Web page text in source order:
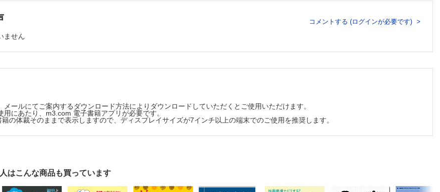
コメントする (ログインが必要です)
ません
ールにてご案内するダウンロード方法によりダウンロードしていただくとご使用いただけます。
にあたり、m3.com 電子書籍アプリが必要です。
の体裁そのままで表示しますので、ディスプレイサイズが7インチ以上の端末でのご使用を推奨します。
はこんな商品も買っています